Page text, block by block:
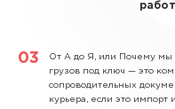
От А до Я, или Почему мы
грузов под ключ — это
сопроводительных
курьера, если это